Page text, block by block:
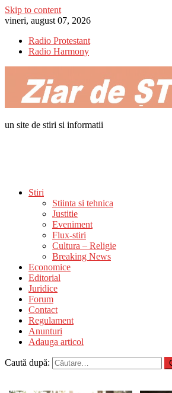
Skip to content
vineri, august 07, 2026
Radio Protestant
Radio Harmony
un site de stiri si informatii
Stiri
Stiinta si tehnica
Justitie
Eveniment
Flux-stiri
Cultura – Religie
Breaking News
Economice
Editorial
Juridice
Forum
Contact
Regulament
Anunturi
Adauga articol
Caută după: